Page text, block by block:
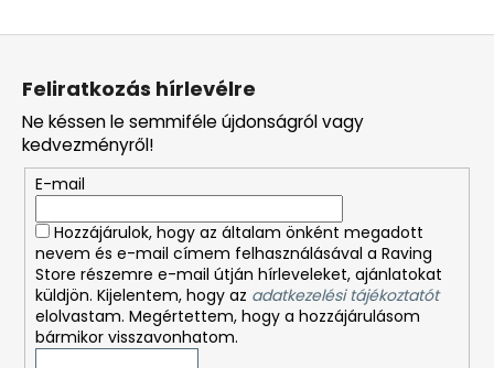
Feliratkozás hírlevélre
Ne késsen le semmiféle újdonságról vagy
kedvezményről!
E-mail
Hozzájárulok, hogy az általam önként megadott
nevem és e-mail címem felhasználásával a Raving
Store részemre e-mail útján hírleveleket, ajánlatokat
küldjön. Kijelentem, hogy az adatkezelési tájékoztatót
elolvastam. Megértettem, hogy a hozzájárulásom
bármikor visszavonhatom.